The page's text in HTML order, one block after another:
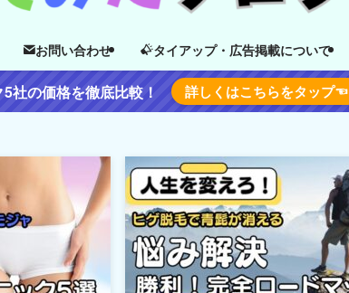
お問い合わせ タイアップ・広告掲載について
社の価格を徹底比較！ 詳しくはこちらをタップ☜